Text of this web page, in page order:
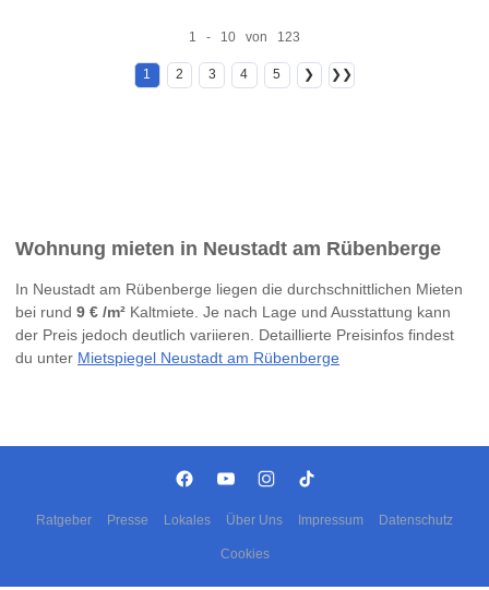
1 - 10 von 123
1 2 3 4 5 ❯ ❯❯
Wohnung mieten in Neustadt am Rübenberge
In Neustadt am Rübenberge liegen die durchschnittlichen Mieten
bei rund 9 € /m² Kaltmiete. Je nach Lage und Ausstattung kann
der Preis jedoch deutlich variieren. Detaillierte Preisinfos findest
du unter Mietspiegel Neustadt am Rübenberge
Ratgeber Presse Lokales Über Uns Impressum Datenschutz
Cookies